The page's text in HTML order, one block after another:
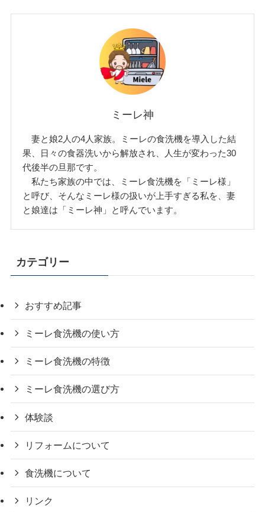
ミーレ神
妻と娘2人の4人家族。ミーレの食洗機を導入した結
果、日々の食器洗いから解放され、人生が変わった30
代後半の旦那です。
私たち家族の中では、ミーレ食洗機を「ミーレ様」
と呼び、そんなミーレ様の扱いが上手すぎる私を、妻
と娘達は「ミーレ神」と呼んでいます。
カテゴリー
おすすめ記事
ミーレ食洗機の使い方
ミーレ食洗機の特徴
ミーレ食洗機の選び方
体験談
リフォームについて
食洗機について
リンク